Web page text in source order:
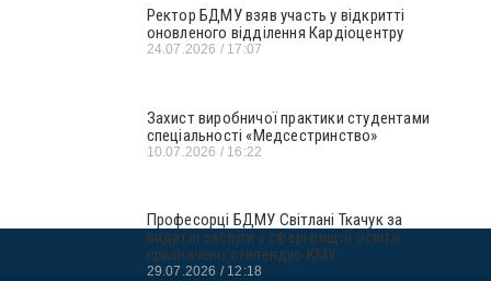
Ректор БДМУ взяв участь у відкритті
оновленого відділення Кардіоцентру
24.07.2026 17:07
Захист виробничої практики студентами
спеціальності «Медсестринство»
10.07.2026 16:22
Професорці БДМУ Світлані Ткачук за
видатні заслуги у сфері вищої освіти
призначено стипендію КМУ
29.07.2026 12:18